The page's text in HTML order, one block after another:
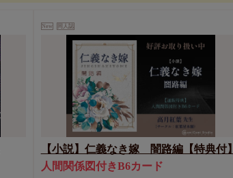
1,100 円
青梅あお
カートに入れる
New 同人誌
【小説】仁義なき嫁 闇路編【特典付】
人間関係図付きB6カード